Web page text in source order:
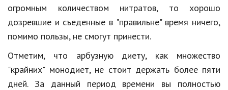
Юриспруденция
Природа
Наука и технологии
огромным количеством нитратов, то хорошо
дозревшие и съеденные в "правильне" время ничего,
помимо пользы, не смогут принести.
Отметим, что арбузную диету, как множество
"крайних" монодиет, не стоит держать более пяти
дней. За данный период времени вы полностью